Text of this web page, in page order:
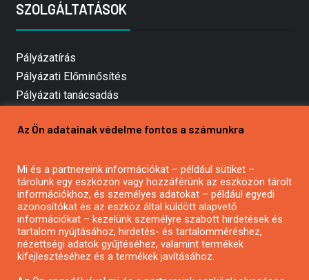
SZOLGÁLTATÁSOK
Pályázatírás
Pályázati Előminősítés
Pályázati tanácsadás
Mezőgazdasági pályázatírás
Pályázatírás civil szervezeteknek
Pályázatírás önkormányzatoknak
Pályázatfigyelés
Specifikus pályázatfigyelés vagy hírlevél
Az Ön adatainak védelme fontos a számunkra
Mi és a partnereink információkat – például sütiket –
tárolunk egy eszközön vagy hozzáférünk az eszközön tárolt
információkhoz, és személyes adatokat – például egyedi
azonosítókat és az eszköz által küldött alapvető
információkat – kezelünk személyre szabott hirdetések és
tartalom nyújtásához, hirdetés- és tartalomméréshez,
nézettségi adatok gyűjtéséhez, valamint termékek
kifejlesztéséhez és a termékek javításához.